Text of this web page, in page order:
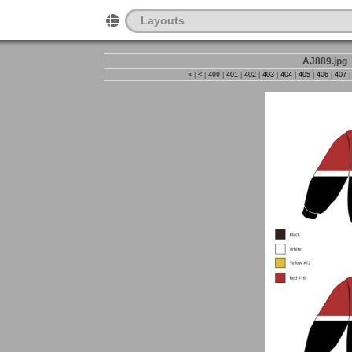
Layouts
AJ889.jpg
«| < 400| 401| 402| 403| 404| 405| 406| 407|